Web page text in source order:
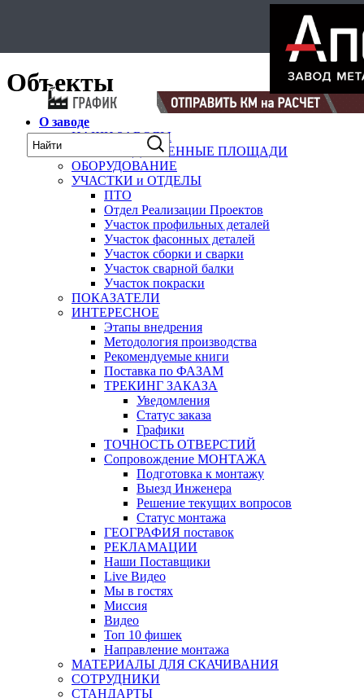
Объекты
О заводе
НАШИ ЗАВОДЫ
ПРОИЗВОДСТВЕННЫЕ ПЛОЩАДИ
ОБОРУДОВАНИЕ
УЧАСТКИ и ОТДЕЛЫ
ПТО
Отдел Реализации Проектов
Участок профильных деталей
Участок фасонных деталей
Участок сборки и сварки
Участок сварной балки
Участок покраски
ПОКАЗАТЕЛИ
ИНТЕРЕСНОЕ
Этапы внедрения
Методология производства
Рекомендуемые книги
Поставка по ФАЗАМ
ТРЕКИНГ ЗАКАЗА
Уведомления
Статус заказа
Графики
ТОЧНОСТЬ ОТВЕРСТИЙ
Сопровождение МОНТАЖА
Подготовка к монтажу
Выезд Инженера
Решение текущих вопросов
Статус монтажа
ГЕОГРАФИЯ поставок
РЕКЛАМАЦИИ
Наши Поставщики
Live Видео
Мы в гостях
Миссия
Видео
Топ 10 фишек
Направление монтажа
МАТЕРИАЛЫ ДЛЯ СКАЧИВАНИЯ
СОТРУДНИКИ
СТАНДАРТЫ